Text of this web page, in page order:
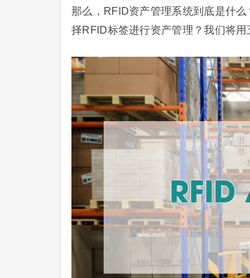
那么，RFID资产管理系统到底是什
择RFID标签进行资产管理？我们将用